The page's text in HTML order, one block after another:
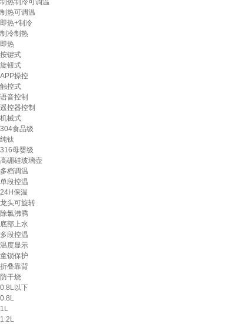
制热制冷可调温
制热可调温
即热+制冷
制冷制热
即热
按键式
旋钮式
APP操控
触控式
语音控制
遥控器控制
机械式
304食品级
纯钛
316母婴级
高硼硅玻璃壶
多档调温
单段控温
24H保温
龙头可旋转
除氯沸腾
底部上水
多段控温
温度显示
童锁保护
折叠靠背
防干烧
0.8L以下
0.8L
1L
1.2L